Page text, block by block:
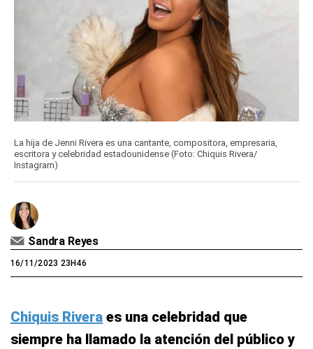
La hija de Jenni Rivera es una cantante, compositora, empresaria,
escritora y celebridad estadounidense (Foto: Chiquis Rivera/
Instagram)
Sandra Reyes
16/11/2023 23H46
Chiquis Rivera es una celebridad que
siempre ha llamado la atención del público y